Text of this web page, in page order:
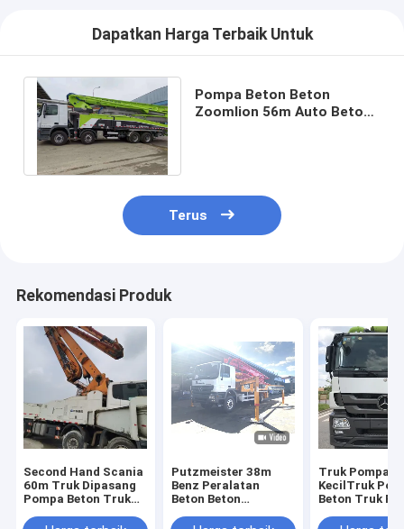
Dapatkan Harga Terbaik Untuk
Pompa Beton Beton
Zoomlion 56m Auto Beton
Terus
Rekomendasi Produk
Second Hand Scania
60m Truk Dipasang
Pompa Beton Truk
Putzmeister 38m
Benz Peralatan
Beton Beton
Pompa Beton Boom
Truk Pompa
KecilTruk
Beton Truk